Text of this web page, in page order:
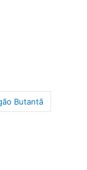
Butantã